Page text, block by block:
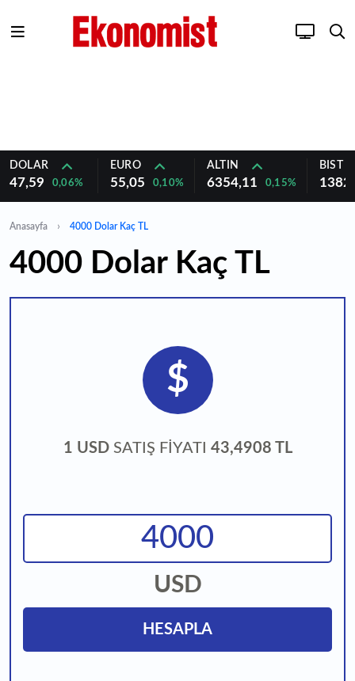
DOLAR
47,59 0,06%
EURO
55,05 0,10%
ALTIN
6354,11 0,15%
BIST
Anasayfa 4000 Dolar Kaç TL
4000 Dolar Kaç TL
$
1 USD SATIŞ FİYATI 43,4908 TL
USD
HESAPLA